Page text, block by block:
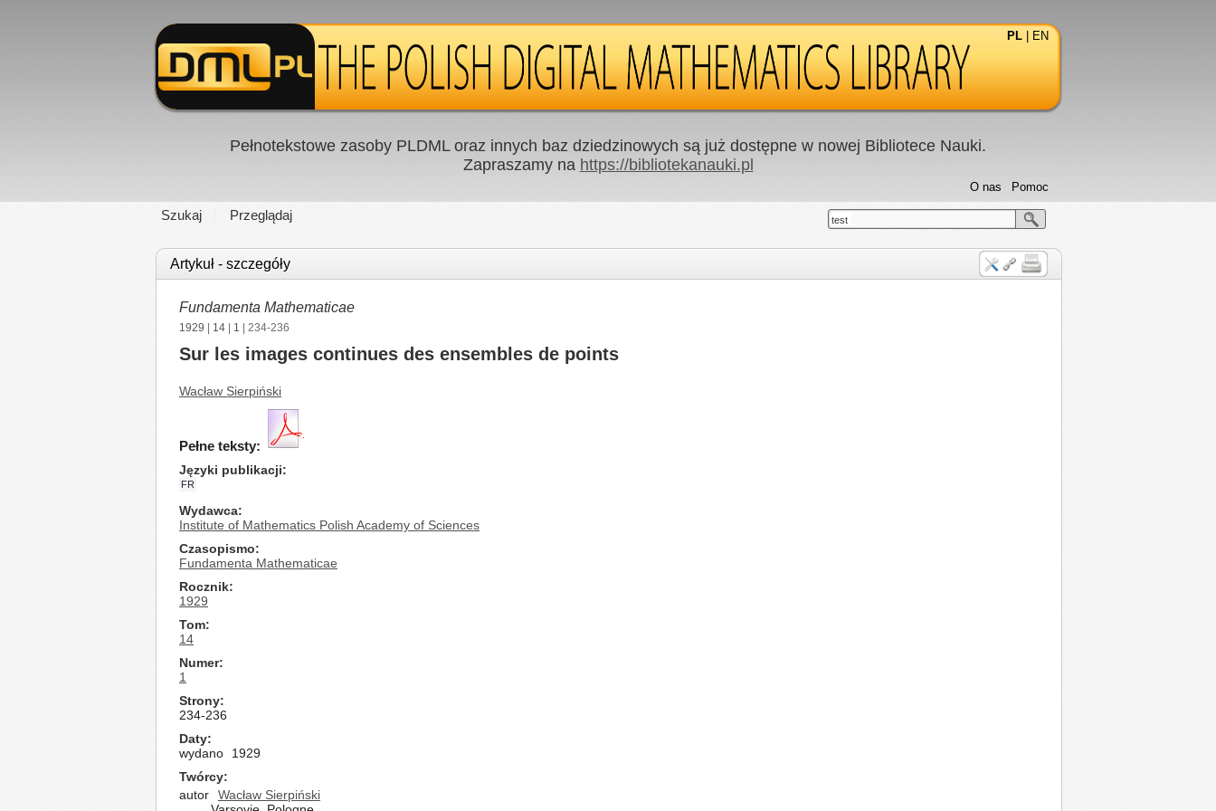
PL EN
Pełnotekstowe zasoby PLDML oraz innych baz dziedzinowych są już dostępne w nowej Bibliotece Nauki.
Zapraszamy na https://bibliotekanauki.pl
Szukaj Przeglądaj
Pomoc
O nas
test
Artykuł - szczegóły
Fundamenta Mathematicae
1929 14 1 | 234-236
Sur les images continues des ensembles de points
Wacław Sierpiński
Pełne teksty:
Języki publikacji
FR
Wydawca
Institute of Mathematics Polish Academy of Sciences
Czasopismo
Fundamenta Mathematicae
Rocznik
1929
Tom
14
Numer
1
Strony
234-236
Daty
wydano
1929
Twórcy
autor
Wacław Sierpiński